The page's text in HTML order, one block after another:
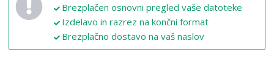
Brezplačen osnovni pregled vaše datoteke
Izdelavo in razrez na končni format
Brezplačno dostavo na vaš naslov